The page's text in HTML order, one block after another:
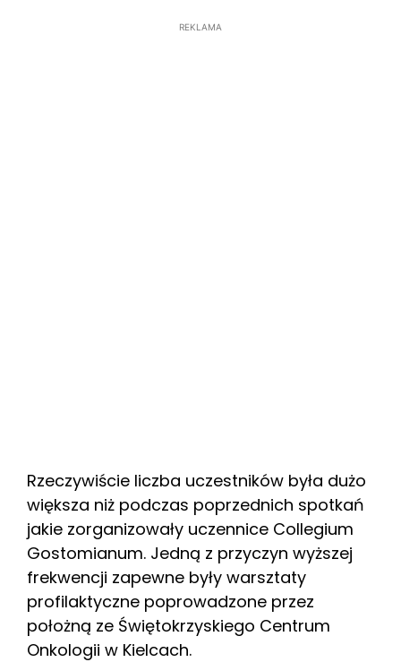
REKLAMA
Rzeczywiście liczba uczestników była dużo
większa niż podczas poprzednich spotkań
jakie zorganizowały uczennice Collegium
Gostomianum. Jedną z przyczyn wyższej
frekwencji zapewne były warsztaty
profilaktyczne poprowadzone przez
położną ze Świętokrzyskiego Centrum
Onkologii w Kielcach.